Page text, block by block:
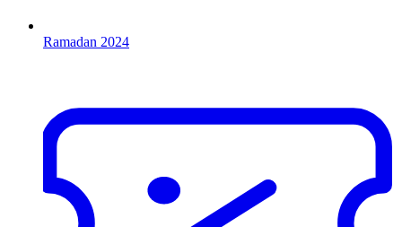
Ramadan 2024